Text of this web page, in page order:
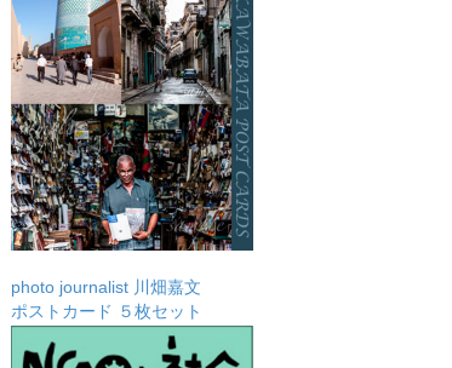
photo journalist 川畑嘉文
ポストカード ５枚セット